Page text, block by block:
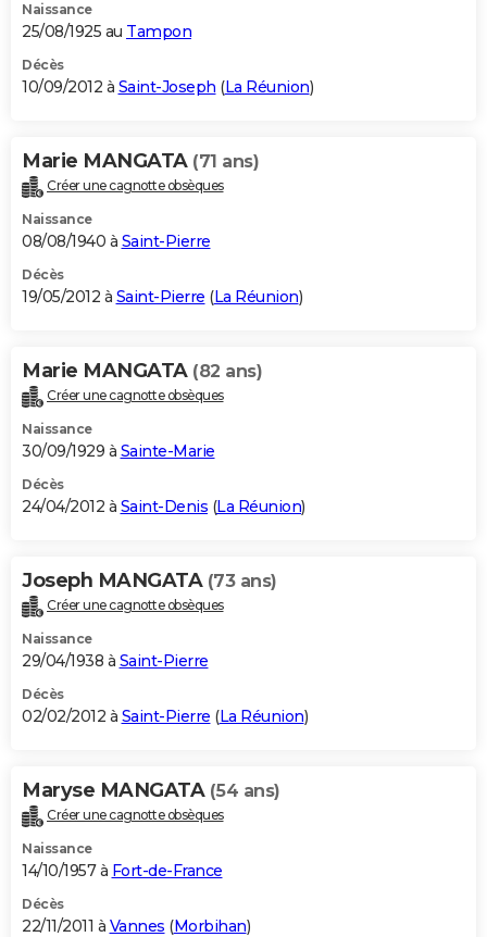
Naissance
25/08/1925 au Tampon
Décès
10/09/2012 à Saint-Joseph (La Réunion)
Marie MANGATA (71 ans)
Créer une cagnotte obsèques
Naissance
08/08/1940 à Saint-Pierre
Décès
19/05/2012 à Saint-Pierre (La Réunion)
Marie MANGATA (82 ans)
Créer une cagnotte obsèques
Naissance
30/09/1929 à Sainte-Marie
Décès
24/04/2012 à Saint-Denis (La Réunion)
Joseph MANGATA (73 ans)
Créer une cagnotte obsèques
Naissance
29/04/1938 à Saint-Pierre
Décès
02/02/2012 à Saint-Pierre (La Réunion)
Maryse MANGATA (54 ans)
Créer une cagnotte obsèques
Naissance
14/10/1957 à Fort-de-France
Décès
22/11/2011 à Vannes (Morbihan)